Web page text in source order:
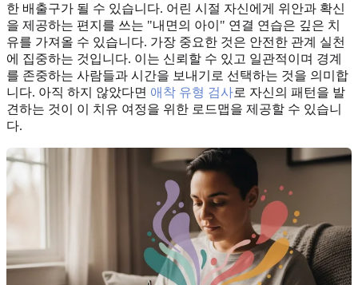
한 배출구가 될 수 있습니다. 어린 시절 자신에게 위안과 확신
을 제공하는 편지를 쓰는 "내면의 아이" 연결 연습은 깊은 치
유를 가져올 수 있습니다. 가장 중요한 것은 안전한 관계 실천
에 집중하는 것입니다. 이는 신뢰할 수 있고 일관적이며 경계
를 존중하는 사람들과 시간을 보내기로 선택하는 것을 의미합
니다. 아직 하지 않았다면 애착 유형 검사로 자신의 패턴을 발
견하는 것이 이 치유 여정을 위한 로드맵을 제공할 수 있습니
다.